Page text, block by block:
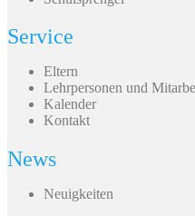
Service
Eltern
Lehrpersonen und
Kalender
Kontakt
News
Neuigkeiten